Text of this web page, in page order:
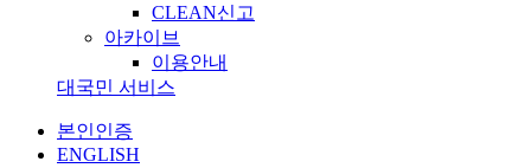
CLEAN신고
아카이브
이용안내
대국민 서비스
본인인증
ENGLISH